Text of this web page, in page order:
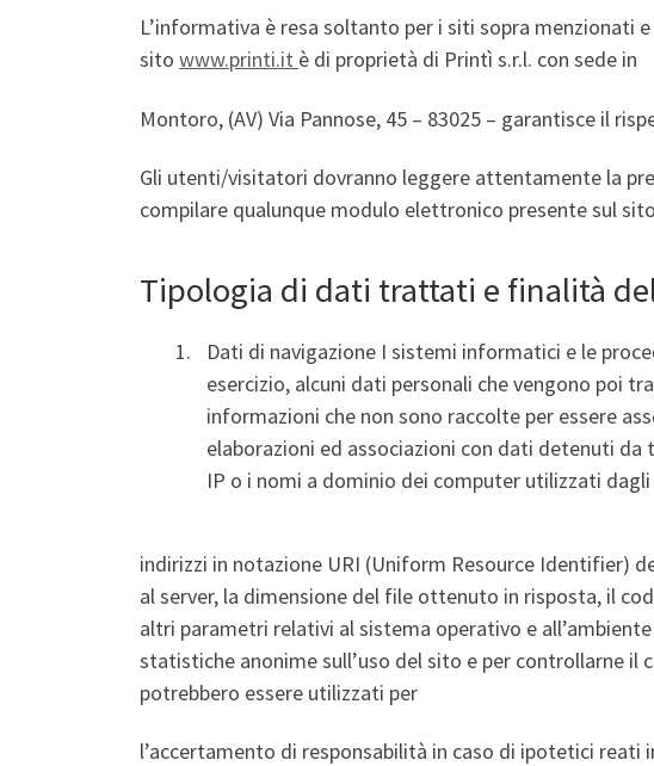
L’informativa è resa soltanto per i siti sopra
sito www.printi.it è di proprietà di Printì s.r.l. con sede in
Montoro, (AV) Via Pannose, 45 – 83025 – garantisce il
Gli utenti/visitatori dovranno leggere attentamente la
compilare qualunque modulo elettronico presente sul
Tipologia di dati trattati e finalità
Dati di navigazione I sistemi informatici e le
esercizio, alcuni dati personali che vengono poi
informazioni che non sono raccolte per essere
elaborazioni ed associazioni con dati detenuti
IP o i nomi a dominio dei computer utilizzati
indirizzi in notazione URI (Uniform Resource Identifier)
al server, la dimensione del file ottenuto in risposta, il
altri parametri relativi al sistema operativo e
statistiche anonime sull’uso del sito e per controllarne
potrebbero essere utilizzati per
l’accertamento di responsabilità in caso di ipotetici